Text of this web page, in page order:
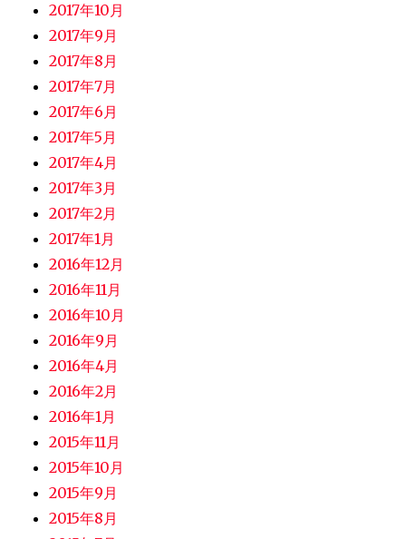
2017年10月
2017年9月
2017年8月
2017年7月
2017年6月
2017年5月
2017年4月
2017年3月
2017年2月
2017年1月
2016年12月
2016年11月
2016年10月
2016年9月
2016年4月
2016年2月
2016年1月
2015年11月
2015年10月
2015年9月
2015年8月